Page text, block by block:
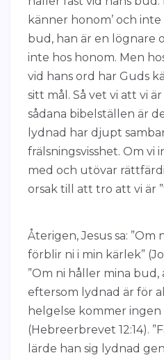
känner honom’ och
bud, han är en lögnare
inte hos honom. Men
vid hans ord har Guds
sitt mål. Så vet vi att vi är
sådana bibelställen är
lydnad har djupt
frälsningsvisshet. Om vi
med och utövar
orsak till att tro att vi är
Återigen, Jesus sa:
förblir ni i min kärlek”
”Om ni håller mina bud,
eftersom lydnad är för
helgelse kommer ingen
(Hebreerbrevet 12:14).
lärde han sig lydnad